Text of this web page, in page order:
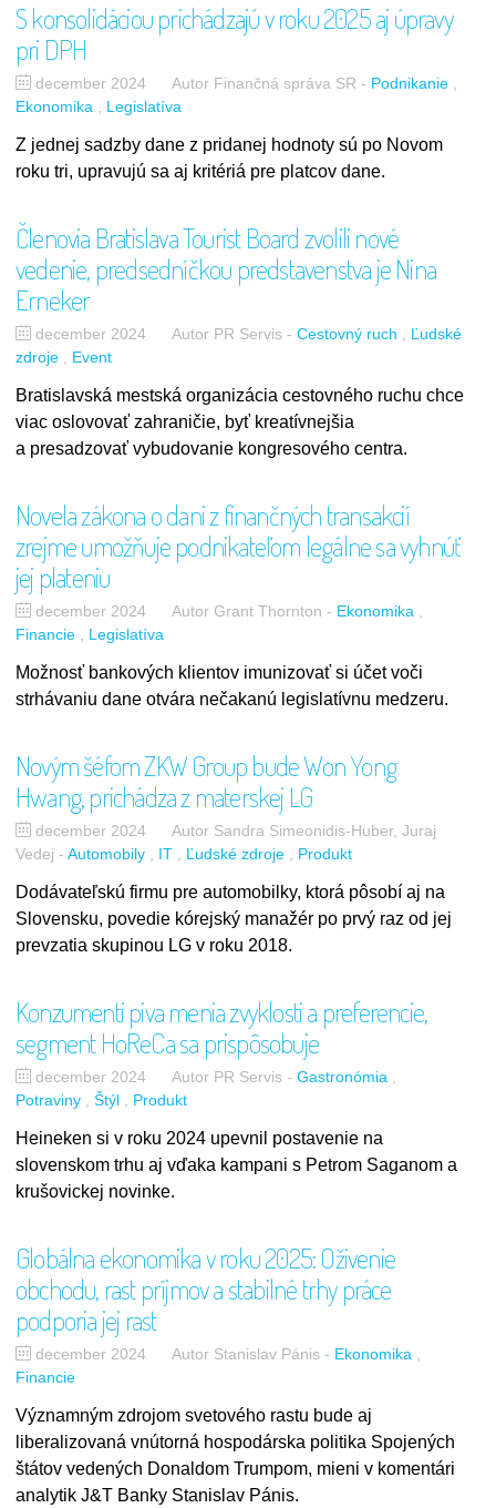
S konsolidáciou prichádzajú v roku 2025 aj úpravy
pri DPH
december 2024 Autor Finančná správa SR- Podnikanie
Ekonomika
Legislatíva
Z jednej sadzby dane z pridanej hodnoty sú po Novom
roku tri, upravujú sa aj kritériá pre platcov dane.
Členovia Bratislava Tourist Board zvolili nové
vedenie, predsedníčkou predstavenstva je Nina
Erneker
december 2024 Autor PR Servis-Cestovný ruch
Ľudské
zdroje
Event
Bratislavská mestská organizácia cestovného ruchu chce
viac oslovovať zahraničie, byť kreatívnejšia
a presadzovať vybudovanie kongresového centra.
Novela zákona o dani z finančných transakcií
zrejme umožňuje podnikateľom legálne sa vyhnúť
jej plateniu
december 2024 Autor Grant Thornton- Ekonomika
Financie
Legislatíva
Možnosť bankových klientov imunizovať si účet voči
strhávaniu dane otvára nečakanú legislatívnu medzeru.
Novým šéfom ZKW Group bude Won Yong
Hwang, prichádza z materskej LG
december 2024
Autor Sandra Simeonidis-Huber, Juraj
Vedej - Automobily IT Ľudské zdroje Produkt
Dodávateľskú firmu pre automobilky, ktorá pôsobí aj na
Slovensku, povedie kórejský manažér po prvý raz od jej
prevzatia skupinou LG v roku 2018.
Konzumenti piva menia zvyklosti a preferencie,
segment HoReCa sa prispôsobuje
december 2024 Autor PR Servis-Gastronómia
Potraviny
Štýl Produkt
Heineken si v roku 2024 upevnil postavenie na
slovenskom trhu aj vďaka kampani s Petrom Saganom a
krušovickej novinke.
Globálna ekonomika v roku 2025: Oživenie
obchodu, rast príjmov a stabilné trhy práce
podporia jej rast
december 2024 Autor Stanislav Pánis- Ekonomika
Financie
Významným zdrojom svetového rastu bude aj
liberalizovaná vnútorná hospodárska politika Spojených
štátov vedených Donaldom Trumpom, mieni v komentári
analytik J&T Banky Stanislav Pánis.